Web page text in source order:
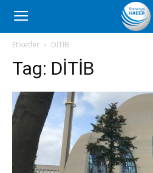
Romanya
Haber
Etiketler DİTİB
Tag: DİTİB